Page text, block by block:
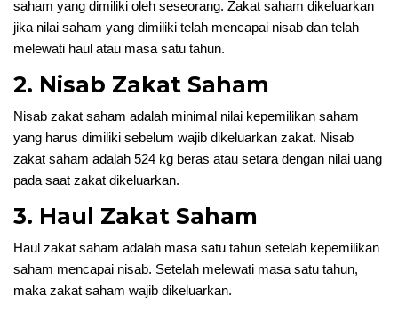
saham yang dimiliki oleh seseorang. Zakat saham dikeluarkan
jika nilai saham yang dimiliki telah mencapai nisab dan telah
melewati haul atau masa satu tahun.
2. Nisab Zakat Saham
Nisab zakat saham adalah minimal nilai kepemilikan saham
yang harus dimiliki sebelum wajib dikeluarkan zakat. Nisab
zakat saham adalah 524 kg beras atau setara dengan nilai uang
pada saat zakat dikeluarkan.
3. Haul Zakat Saham
Haul zakat saham adalah masa satu tahun setelah kepemilikan
saham mencapai nisab. Setelah melewati masa satu tahun,
maka zakat saham wajib dikeluarkan.